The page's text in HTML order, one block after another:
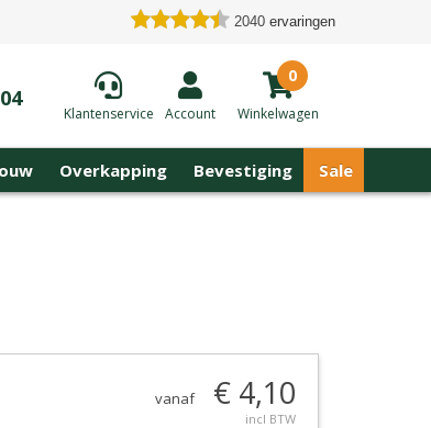
2040 ervaringen
Klantenservice Account
0
Winkelwagen
Overkapping Bevestiging Sale
vanaf € 4,10
incl BTW